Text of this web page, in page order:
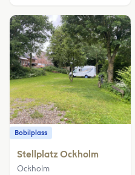
Bobilplass
Stellplatz Ockholm
Ockholm